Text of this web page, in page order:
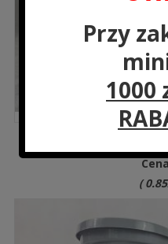
( 0.85
Przy
1000